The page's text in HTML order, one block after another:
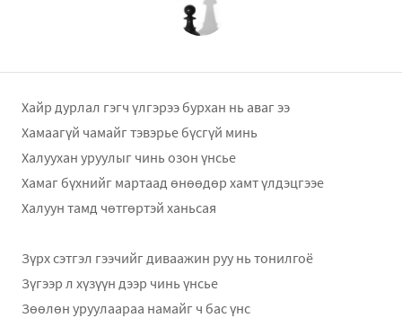
Хайр дурлал гэгч үлгэрээ бурхан нь аваг ээ
Хамаагүй чамайг тэвэрье бүсгүй минь
Халуухан уруулыг чинь озон үнсье
Хамаг бүхнийг мартаад өнөөдөр хамт үлдэцгээе
Халуун тамд чөтгөртэй ханьсая
Зүрх сэтгэл гээчийг диваажин руу нь тонилгоё
Зүгээр л хүзүүн дээр чинь үнсье
Зөөлөн уруулаараа намайг ч бас үнс